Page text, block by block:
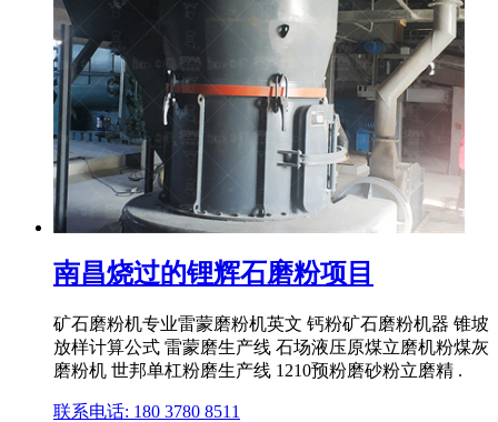
南昌烧过的锂辉石磨粉项目
矿石磨粉机专业雷蒙磨粉机英文 钙粉矿石磨粉机器 锥坡
放样计算公式 雷蒙磨生产线 石场液压原煤立磨机粉煤灰
磨粉机 世邦单杠粉磨生产线 1210预粉磨砂粉立磨精 .
联系电话: 180 3780 8511